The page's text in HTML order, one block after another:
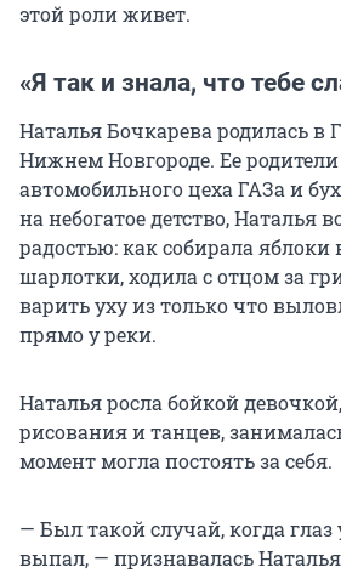
этой роли живет.
«Я так и знала, что тебе
Наталья Бочкарева родилась в
Нижнем Новгороде. Ее
автомобильного цеха ГАЗа и
на небогатое детство, Наталья
радостью: как собирала яблоки
шарлотки, ходила с отцом за
варить уху из только что
прямо у реки.
Наталья росла бойкой
рисования и танцев,
момент могла постоять за себя.
— Был такой случай, когда глаз
выпал, — признавалась